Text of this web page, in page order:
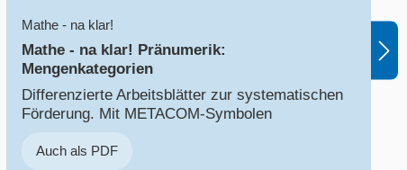
Mathe - na klar!
Mathe - na klar! Pränumerik:
Mengenkategorien
Differenzierte Arbeitsblätter zur systematischen
Förderung. Mit METACOM-Symbolen
Auch als PDF